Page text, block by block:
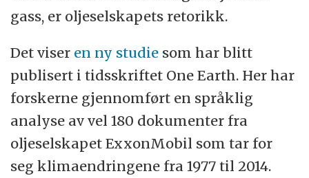
gass, er oljeselskapets retorikk.
Det viser en ny studie som har blitt
publisert i tidsskriftet One Earth. Her har
forskerne gjennomført en språklig
analyse av vel 180 dokumenter fra
oljeselskapet ExxonMobil som tar for
seg klimaendringene fra 1977 til 2014.